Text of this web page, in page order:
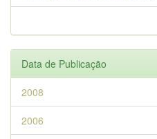
Data de Publicação
2008
2006